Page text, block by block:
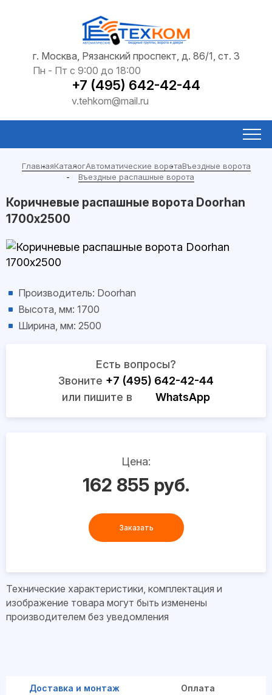
г. Москва, Рязанский проспект, д. 86/1, ст. 3
Пн - Пт с 9:00 до 18:00
+7 (495) 642-42-44
v.tehkom@mail.ru
ГлавнаяКаталогАвтоматические воротаВъездные ворота
Въездные распашные ворота
Коричневые распашные ворота Doorhan
1700х2500
Производитель: Doorhan
Высота, мм: 1700
Ширина, мм: 2500
Есть вопросы?
Звоните +7 (495) 642-42-44
или пишите в
WhatsApp
Цена:
162 855 руб.
Заказать
Технические характеристики, комплектация и
изображение товара могут быть изменены
производителем без уведомления
Доставка и монтаж Оплата